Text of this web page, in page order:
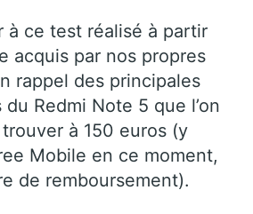
à ce test réalisé à partir
acquis par nos propres
rappel des principales
Redmi Note 5 que l’on
à 150 euros (y
Mobile en ce moment,
de remboursement).